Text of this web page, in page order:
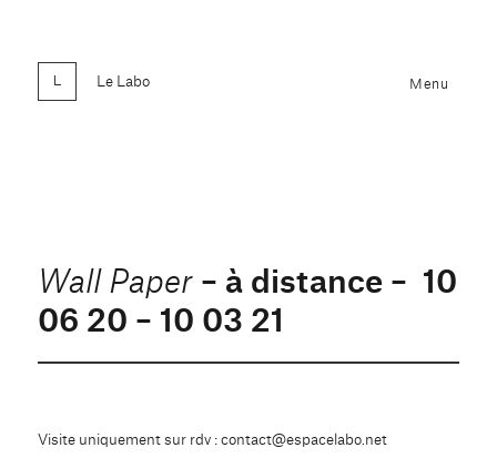
Le Labo Menu
Wall Paper – à distance – 10
06 20 – 10 03 21
Visite uniquement sur rdv : contact@espacelabo.net